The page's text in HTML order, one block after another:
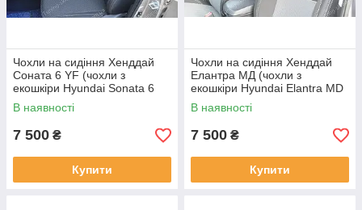
Чохли на сидіння Хенддай
Соната 6 YF (чохли з
екошкіри Hyundai Sonata 6
YF стиль Premium)
В наявності
7 500 ₴
Купити
Чохли на сидіння Хенддай
Елантра МД (чохли з
екошкіри Hyundai Elantra MD
стиль Premium)
В наявності
7 500 ₴
Купити